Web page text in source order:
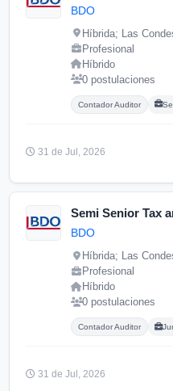
BDO
Híbrida; Las
Profesional
Híbrido
0 postulaciones
Carreras buscadas:
Contador Auditor
Posgrados buscados:
31 de Jul, 2026
Semi Senior Tax
BDO
Híbrida; Las
Profesional
Híbrido
0 postulaciones
Carreras buscadas:
Contador Auditor
Posgrados buscados:
31 de Jul, 2026